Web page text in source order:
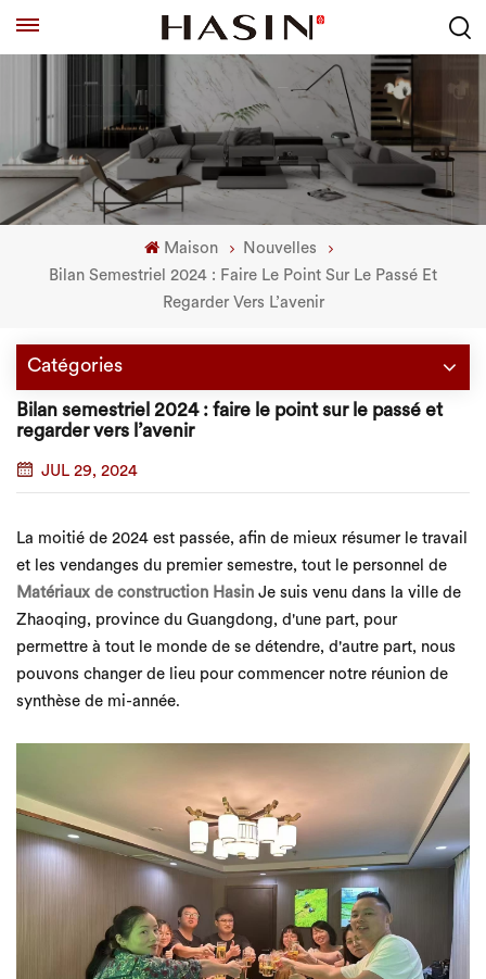
Maison
Nouvelles
Bilan Semestriel 2024 : Faire Le Point Sur Le Passé Et
Regarder Vers L’avenir
Catégories
Bilan semestriel 2024 : faire le point sur le passé et
regarder vers l’avenir
JUL 29, 2024
La moitié de 2024 est passée, afin de mieux résumer le travail
et les vendanges du premier semestre, tout le personnel de
Matériaux de construction Hasin Je suis venu dans la ville de
Zhaoqing, province du Guangdong, d'une part, pour
permettre à tout le monde de se détendre, d'autre part, nous
pouvons changer de lieu pour commencer notre réunion de
synthèse de mi-année.